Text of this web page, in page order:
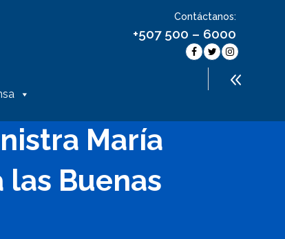
Contáctanos:
+507 500 – 6000
María
Buenas